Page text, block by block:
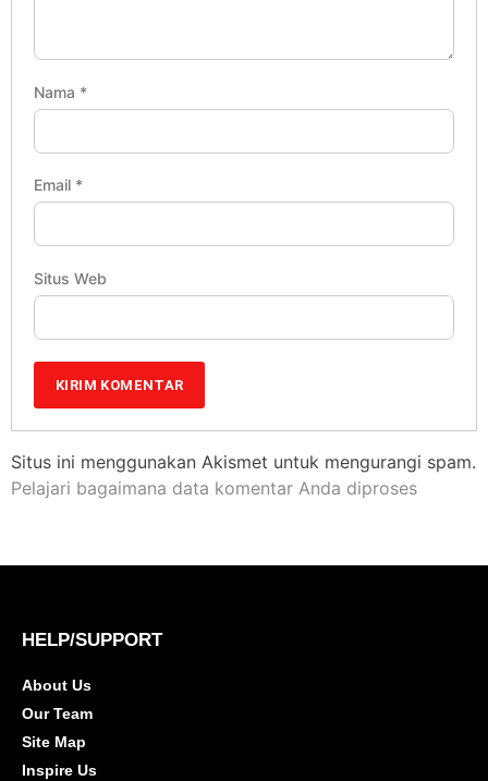
Nama *
Email *
Situs Web
Situs ini menggunakan Akismet untuk mengurangi spam.
Pelajari bagaimana data komentar Anda diproses
HELP/SUPPORT
About Us
Our Team
Site Map
Inspire Us